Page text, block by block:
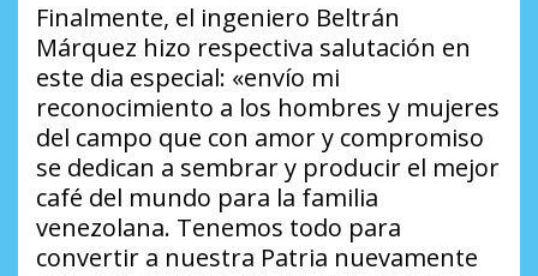
Finalmente, el ingeniero Beltrán
Márquez hizo respectiva salutación en
este dia especial: «envío mi
reconocimiento a los hombres y mujeres
del campo que con amor y compromiso
se dedican a sembrar y producir el mejor
café del mundo para la familia
venezolana. Tenemos todo para
convertir a nuestra Patria nuevamente